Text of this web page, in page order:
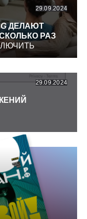
29.09.2024
ДЕЛАЮТ
РАЗ
29.09.2024